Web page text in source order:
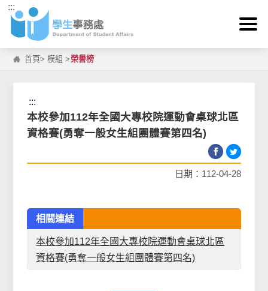
跳到主要內容區塊
:::
首頁>模組 >榮譽榜
:::
本校參加112年全國大專校院運動會桌球北區
資格賽(勇奪一般女生組團體賽第四名)
日期：112-04-28
相關連結
本校參加112年全國大專校院運動會桌球北區
資格賽(勇奪一般女生組團體賽第四名)